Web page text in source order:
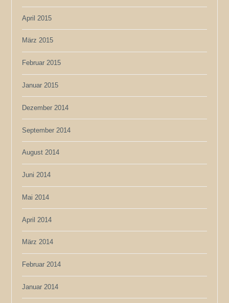
April 2015
März 2015
Februar 2015
Januar 2015
Dezember 2014
September 2014
August 2014
Juni 2014
Mai 2014
April 2014
März 2014
Februar 2014
Januar 2014